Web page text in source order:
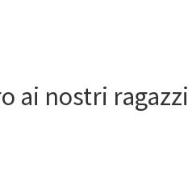
ai nostri ragazzi